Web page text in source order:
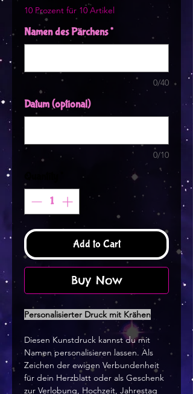
10 Prozent für 10 Artikel
Namen des Pärchens*
0/40
Datum (optional)
0/10
Add to Cart
Buy Now
Personalisierter Druck mit Krähen
Diesen Kunstdruck kannst du mit
Namen personalisieren lassen. Als
Zeichen der ewigen Verbundenheit
für dein Herzblatt oder als Geschenk
zur Verlobung, Hochzeit, Jahrestag